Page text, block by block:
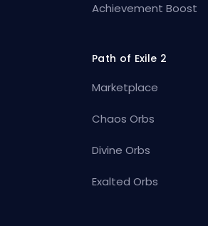
Achievement Boost
Path of Exile 2
Marketplace
Chaos Orbs
Divine Orbs
Exalted Orbs